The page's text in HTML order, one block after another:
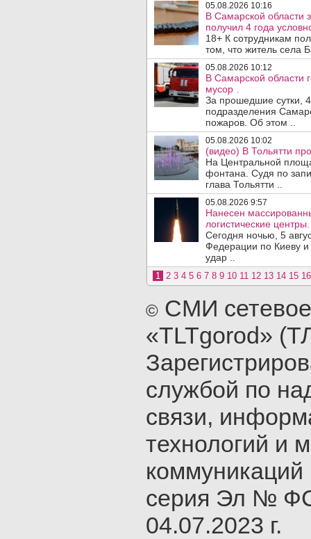
05.08.2026 10:16
В Самарской области
получил 4 года
18+ К сотрудникам
том, что житель села
05.08.2026 10:12
В Самарской области
мусор .
За прошедшие сутки,
подразделения
пожаров. Об этом ..
05.08.2026 10:02
(видео) В Тольятти
На Центральной
фонтана. Судя по
глава Тольятти ..
05.08.2026 9:57
Нанесен
логистические центры.
Сегодня ночью, 5
Федерации по Киеву и
удар ..
1 2 3 4 5 6 7 8 9 10 11 12 13 14 15 16
© СМИ
«TLTgorod»
службой по
связи,
технологий и
серия Эл №
04.07.2023 г.